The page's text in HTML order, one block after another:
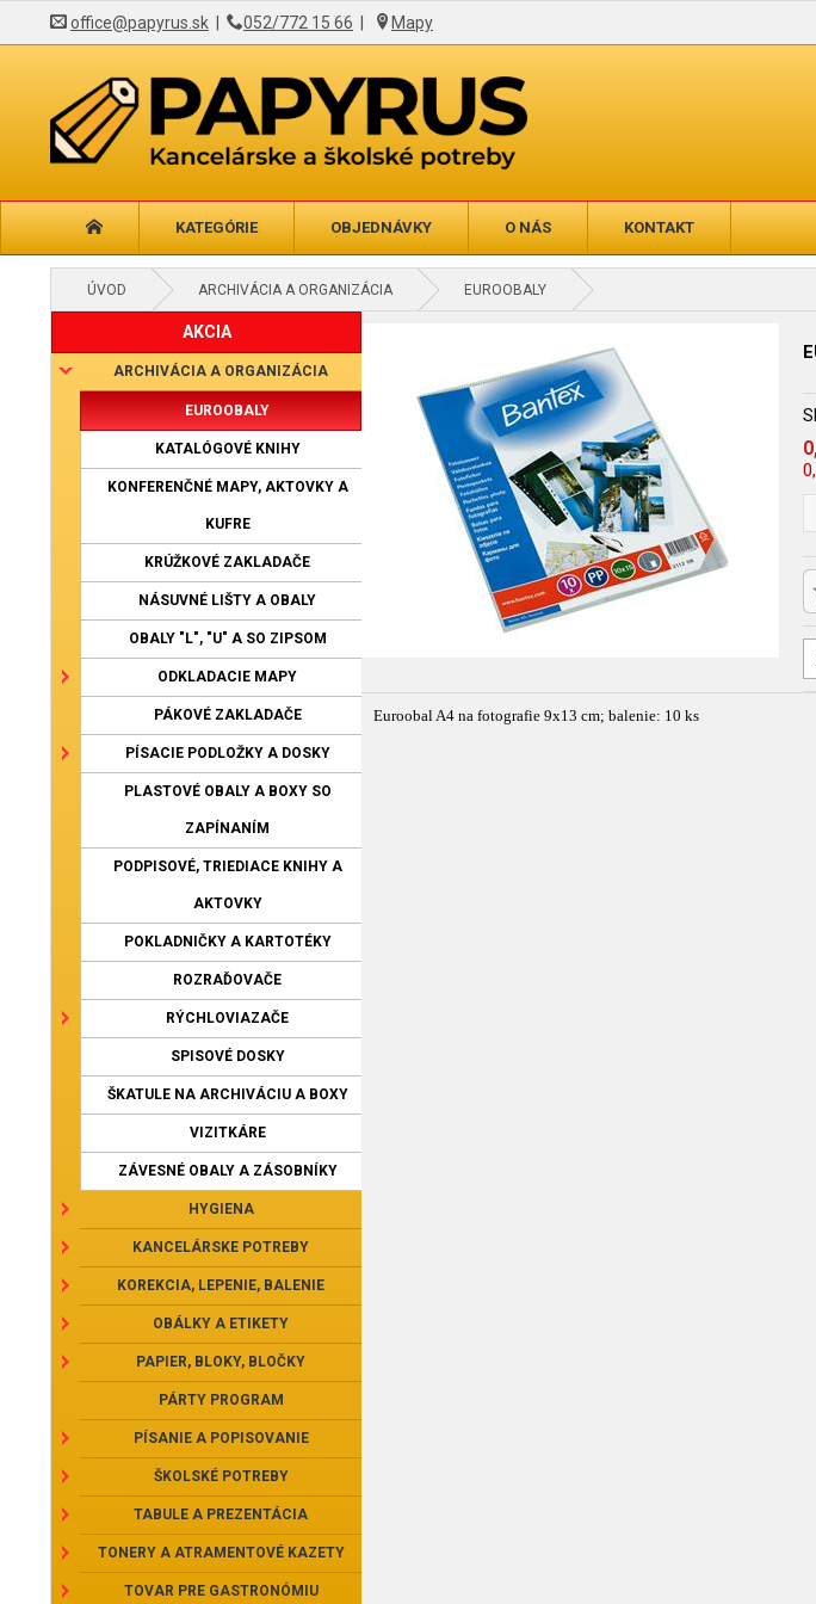
office@papyrus.sk 052/772 15 66 Mapy
KATEGÓRIE OBJEDNÁVKY O NÁS KONTAKT
ÚVOD ARCHIVÁCIA A ORGANIZÁCIA EUROOBALY
AKCIA
ARCHIVÁCIA A ORGANIZÁCIA
EUROOBALY
KATALÓGOVÉ KNIHY
KONFERENČNÉ MAPY, AKTOVKY A
KUFRE
KRÚŽKOVÉ ZAKLADAČE
NÁSUVNÉ LIŠTY A OBALY
OBALY "L", "U" A SO ZIPSOM
ODKLADACIE MAPY
PÁKOVÉ ZAKLADAČE
PÍSACIE PODLOŽKY A DOSKY
PLASTOVÉ OBALY A BOXY SO
ZAPÍNANÍM
PODPISOVÉ, TRIEDIACE KNIHY A
AKTOVKY
POKLADNIČKY A KARTOTÉKY
ROZRAĎOVAČE
RÝCHLOVIAZAČE
SPISOVÉ DOSKY
ŠKATULE NA ARCHIVÁCIU A BOXY
VIZITKÁRE
ZÁVESNÉ OBALY A ZÁSOBNÍKY
HYGIENA
KANCELÁRSKE POTREBY
KOREKCIA, LEPENIE, BALENIE
OBÁLKY A ETIKETY
PAPIER, BLOKY, BLOČKY
PÁRTY PROGRAM
PÍSANIE A POPISOVANIE
ŠKOLSKÉ POTREBY
TABULE A PREZENTÁCIA
TONERY A ATRAMENTOVÉ KAZETY
TOVAR PRE GASTRONÓMIU
Euroobal A4 na fotografie 9x13 cm; balenie: 10 ks